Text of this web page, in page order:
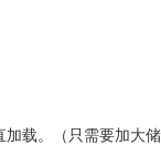
载。（只需要加大